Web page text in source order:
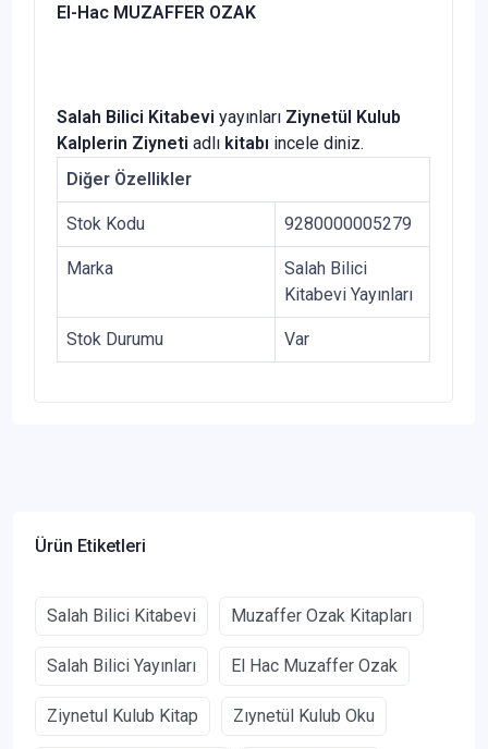
El-Hac MUZAFFER OZAK
Salah Bilici Kitabevi yayınları Ziynetül Kulub
Kalplerin Ziyneti adlı kitabı incele diniz.
Diğer Özellikler
Stok Kodu 9280000005279
Marka
Salah Bilici
Kitabevi Yayınları
Stok Durumu Var
Ürün Etiketleri
Salah Bilici Kitabevi Muzaffer Ozak Kitapları
Salah Bilici Yayınları El Hac Muzaffer Ozak
Ziynetul Kulub Kitap Zıynetül Kulub Oku